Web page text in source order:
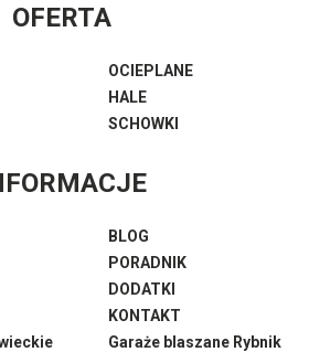
OFERTA
OCIEPLANE
HALE
SCHOWKI
BLOG
PORADNIK
DODATKI
KONTAKT
Garaże blaszane Rybnik